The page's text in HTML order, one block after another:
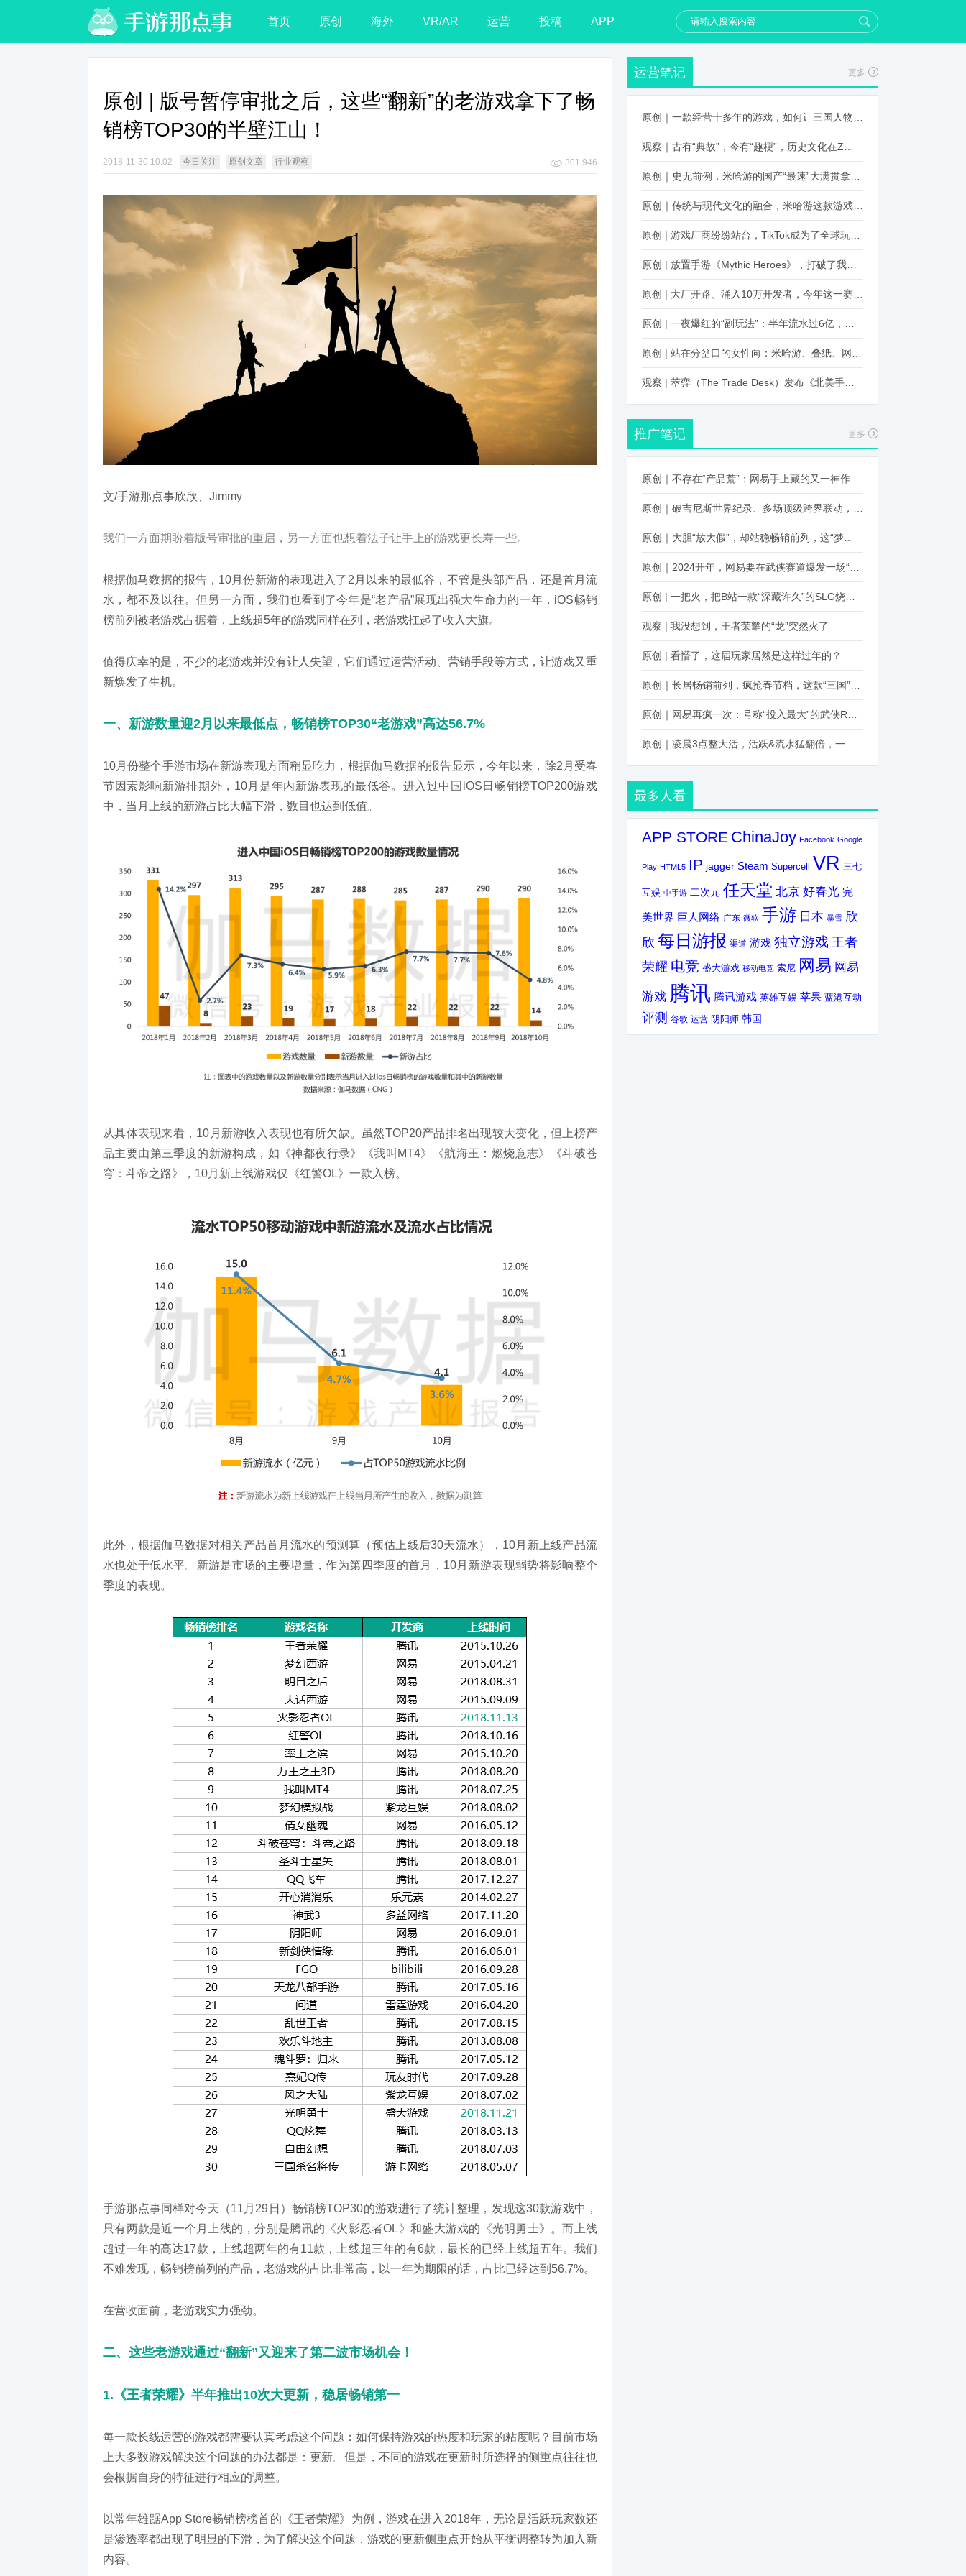
首页 原创 海外 VR/AR 运营 投稿 APP
原创 | 版号暂停审批之后，这些“翻新”的老游戏拿下了畅
销榜TOP30的半壁江山！
2018-11-30 10:02 今日关注 原创文章 行业观察 301,946
文/手游那点事欣欣、Jimmy
我们一方面期盼着版号审批的重启，另一方面也想着法子让手上的游戏更长寿一些。
根据伽马数据的报告，10月份新游的表现进入了2月以来的最低谷，不管是头部产品，还是首月流
水，都不及以往。但另一方面，我们也看到了今年是“老产品”展现出强大生命力的一年，iOS畅销
榜前列被老游戏占据着，上线超5年的游戏同样在列，老游戏扛起了收入大旗。
值得庆幸的是，不少的老游戏并没有让人失望，它们通过运营活动、营销手段等方式，让游戏又重
新焕发了生机。
一、新游数量迎2月以来最低点，畅销榜TOP30“老游戏”高达56.7%
10月份整个手游市场在新游表现方面稍显吃力，根据伽马数据的报告显示，今年以来，除2月受春
节因素影响新游排期外，10月是年内新游表现的最低谷。进入过中国iOS日畅销榜TOP200游戏
中，当月上线的新游占比大幅下滑，数目也达到低值。
从具体表现来看，10月新游收入表现也有所欠缺。虽然TOP20产品排名出现较大变化，但上榜产
品主要由第三季度的新游构成，如《神都夜行录》《我叫MT4》《航海王：燃烧意志》《斗破苍
穹：斗帝之路》，10月新上线游戏仅《红警OL》一款入榜。
此外，根据伽马数据对相关产品首月流水的预测算（预估上线后30天流水），10月新上线产品流
水也处于低水平。新游是市场的主要增量，作为第四季度的首月，10月新游表现弱势将影响整个
季度的表现。
手游那点事同样对今天（11月29日）畅销榜TOP30的游戏进行了统计整理，发现这30款游戏中，
只有两款是近一个月上线的，分别是腾讯的《火影忍者OL》和盛大游戏的《光明勇士》。而上线
超过一年的高达17款，上线超两年的有11款，上线超三年的有6款，最长的已经上线超五年。我们
不难发现，畅销榜前列的产品，老游戏的占比非常高，以一年为期限的话，占比已经达到56.7%。
在营收面前，老游戏实力强劲。
二、这些老游戏通过“翻新”又迎来了第二波市场机会！
1.《王者荣耀》半年推出10次大更新，稳居畅销第一
每一款长线运营的游戏都需要认真考虑这个问题：如何保持游戏的热度和玩家的粘度呢？目前市场
上大多数游戏解决这个问题的办法都是：更新。但是，不同的游戏在更新时所选择的侧重点往往也
会根据自身的特征进行相应的调整。
以常年雄踞App Store畅销榜榜首的《王者荣耀》为例，游戏在进入2018年，无论是活跃玩家数还
是渗透率都出现了明显的下滑，为了解决这个问题，游戏的更新侧重点开始从平衡调整转为加入新
内容。
运营笔记 更多
推广笔记 更多
观察 | 我没想到，王者荣耀的“龙”突然火了
原创 | 看懵了，这届玩家居然是这样过年的？
最多人看
APP STORE ChinaJoy Facebook Google
Play HTML5 IP jagger Steam Supercell VR 三七
互娱 中手游 二次元 任天堂 北京 好春光 完
美世界 巨人网络 广东 微软 手游 日本 暴雪 欣
欣 每日游报 渠道 游戏 独立游戏 王者
荣耀 电竞 盛大游戏 移动电竞 索尼 网易 网易
游戏 腾讯 腾讯游戏 英雄互娱 苹果 蓝港互动
评测 谷歌 运营 阴阳师 韩国